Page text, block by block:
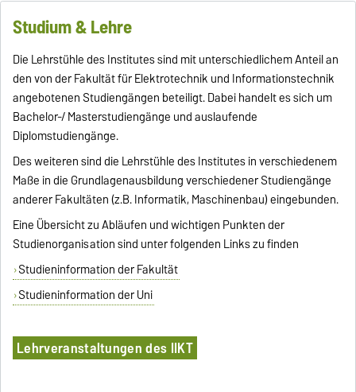
Studium & Lehre
Die Lehrstühle des Institutes sind mit unterschiedlichem Anteil an
den von der Fakultät für Elektrotechnik und Informationstechnik
angebotenen Studiengängen beteiligt. Dabei handelt es sich um
Bachelor-/ Masterstudiengänge und auslaufende
Diplomstudiengänge.
Des weiteren sind die Lehrstühle des Institutes in verschiedenem
Maße in die Grundlagenausbildung verschiedener Studiengänge
anderer Fakultäten (z.B. Informatik, Maschinenbau) eingebunden.
Eine Übersicht zu Abläufen und wichtigen Punkten der
Studienorganisation sind unter folgenden Links zu finden
Studieninformation der Fakultät
Studieninformation der Uni
Lehrveranstaltungen des IIKT